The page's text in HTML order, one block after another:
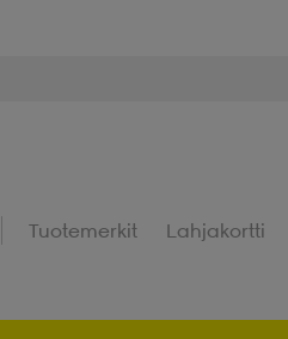
Tuotemerkit Lahjakortti